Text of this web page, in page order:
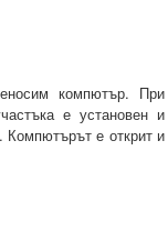
компютър. При
е установен и
е открит и